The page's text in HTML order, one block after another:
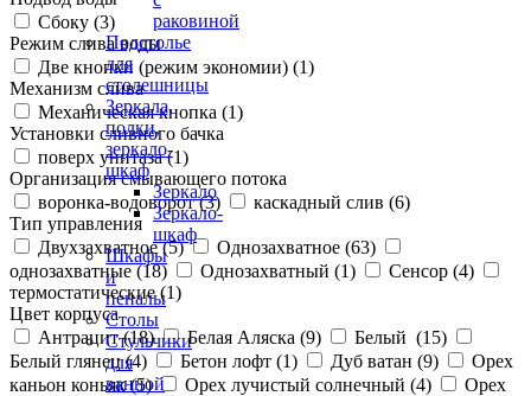
раковиной
Подстолье
для
столешницы
Зеркала,
полки,
зеркало-
шкаф
Зеркало
Зеркало-
шкаф
Шкафы
и
пеналы
Столы
Стульчики
для
ванной
Сбоку (3)
Режим слива воды
Две кнопки (режим экономии) (1)
Механизм слива
Механическая кнопка (1)
Установки сливного бачка
поверх унитаза (1)
Организация смывающего потока
воронка-водоворот (3) каскадный слив (6)
Тип управления
Двухзахватное (5) Однозахватное (63)
однозахватные (18) Однозахватный (1) Сенсор (4)
термостатические (1)
Цвет корпуса
Антрацит (18) Белая Аляска (9) Белый (15)
Белый глянец (4) Бетон лофт (1) Дуб ватан (9)
Орех
каньон коньяк (5) Орех лучистый солнечный (4)
Орех